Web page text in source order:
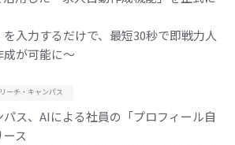
入力するだけで、最短30秒で即戦力人
が可能に〜
ーチ・キャンパス
ス、AIによる社員の「プロフィール自
ス